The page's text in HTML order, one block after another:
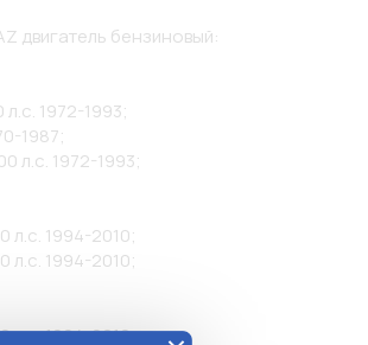
двигатель бензиновый:
1972-1993;
1987;
л.с. 1972-1993;
л.с. 1994-2010;
л.с. 1994-2010;
л.с. 1994-2010;